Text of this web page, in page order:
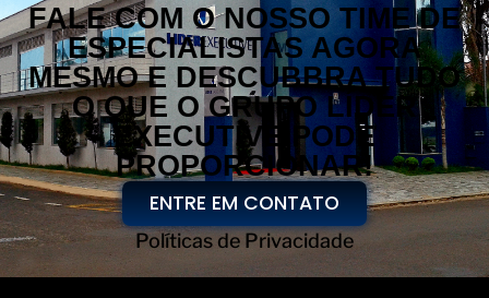
FALE COM O NOSSO TIME DE
ESPECIALISTAS AGORA
MESMO E DESCUBBRA TUDO
O QUE O GRUPO LÍDER
EXECUTIVE PODE
PROPORCIONAR!
ENTRE EM CONTATO
Políticas de Privacidade